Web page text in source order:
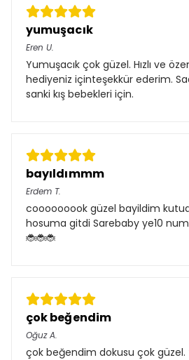
yumuşacık
Eren U.
Yumuşacık çok güzel. Hızlı ve
hediyeniz içinteşekkür ederim.
sanki kış bebekleri için.
bayıldımmm
Erdem T.
cooooooook güzel bayildim
hosuma gitdi Sarebaby ye10
🐞🐞🐞
çok beğendim
Oğuz A.
çok beğendim dokusu çok güzel.